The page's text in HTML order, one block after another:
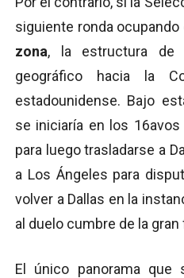
siguiente ronda ocupando
zona, la estructura de
geográfico hacia la
estadounidense. Bajo
se iniciaría en los
para luego trasladarse a
a Los Ángeles para
volver a Dallas en la
al duelo cumbre de la gran
El único panorama que